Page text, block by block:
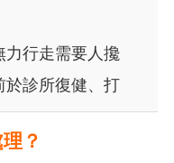
力行走需要人攙
於診所復健、打
，無法久坐，但有
分鐘的路程，需要
？